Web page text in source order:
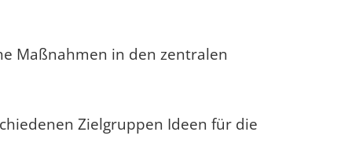
Maßnahmen in den zentralen
Zielgruppen Ideen für die